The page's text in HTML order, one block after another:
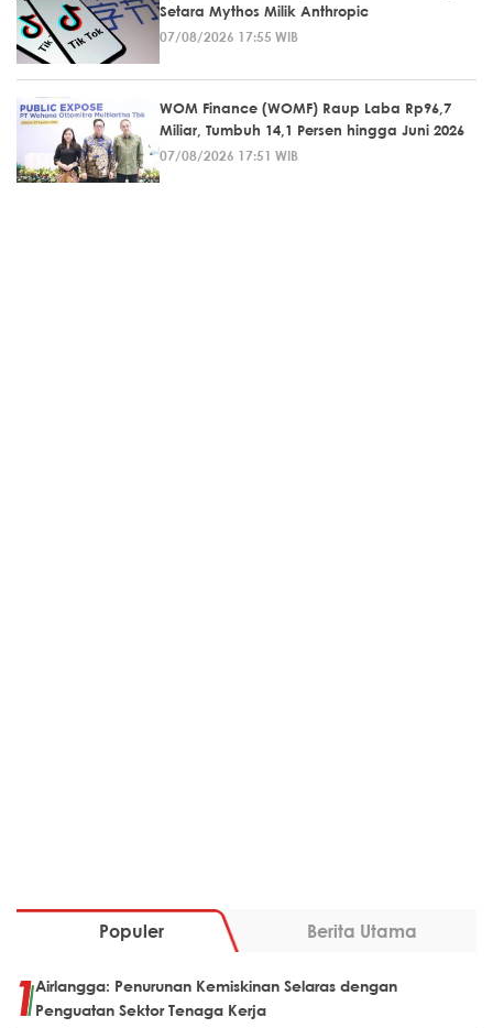
Setara Mythos Milik Anthropic
07/08/2026 17:55 WIB
WOM Finance (WOMF) Raup Laba Rp96,7
Miliar, Tumbuh 14,1 Persen hingga Juni 2026
07/08/2026 17:51 WIB
Populer Berita Utama
Airlangga: Penurunan Kemiskinan Selaras dengan
Penguatan Sektor Tenaga Kerja